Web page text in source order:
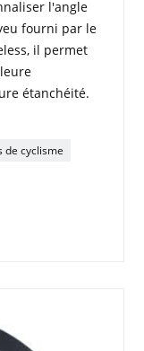
l'angle
fourni par le
il permet
étanchéité.
de cyclisme